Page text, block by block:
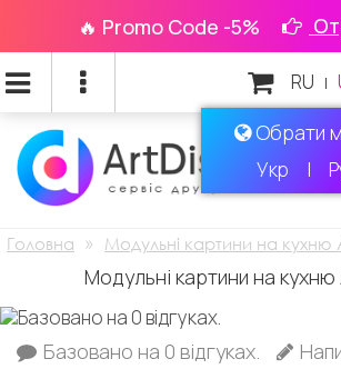
🔥 Promo Code -5%
Обрати
Укр |
RU |
Головна » Модульні картини на кухню
Модульні картини на кухню
Базовано на 0 відгуках.